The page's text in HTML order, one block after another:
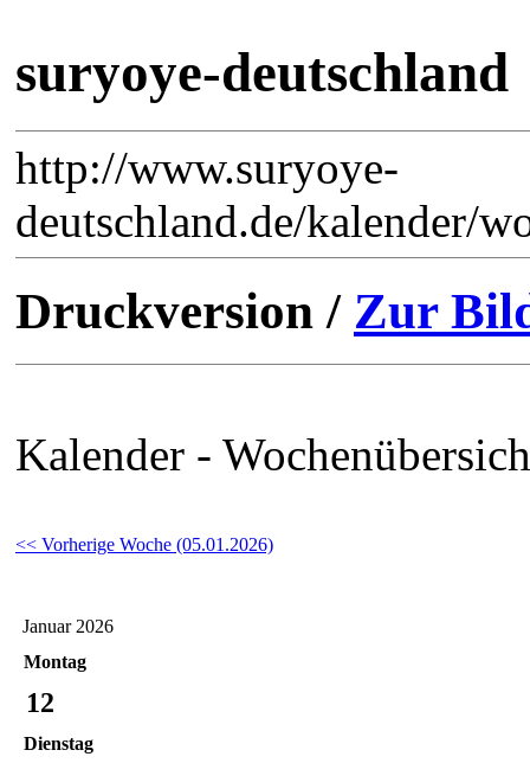
suryoye-deutschland
http://www.suryoye-
deutschland.de/kalender/
Druckversion / Zur
Kalender -
<< Vorherige Woche (05.01.2026)
Januar 2026
Montag
12
Dienstag